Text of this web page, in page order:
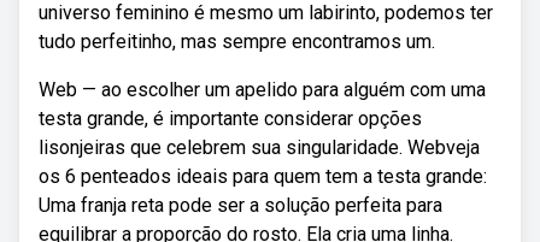
universo feminino é mesmo um labirinto, podemos ter
tudo perfeitinho, mas sempre encontramos um.
Web — ao escolher um apelido para alguém com uma
testa grande, é importante considerar opções
lisonjeiras que celebrem sua singularidade. Webveja
os 6 penteados ideais para quem tem a testa grande:
Uma franja reta pode ser a solução perfeita para
equilibrar a proporção do rosto. Ela cria uma linha.